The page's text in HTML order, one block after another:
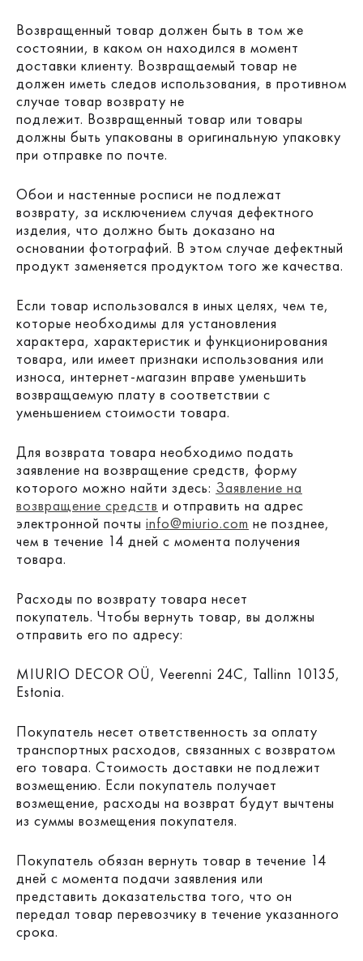
Возвращенный товар должен быть в том же
состоянии, в каком он находился в момент
доставки клиенту. Возвращаемый товар не
должен иметь следов использования, в противном
случае товар возврату не
подлежит. Возвращенный товар или товары
должны быть упакованы в оригинальную упаковку
при отправке по почте.
Обои и настенные росписи не подлежат
возврату, за исключением случая дефектного
изделия, что должно быть доказано на
основании фотографий. В этом случае дефектный
продукт заменяется продуктом того же качества.
Если товар использовался в иных целях, чем те,
которые необходимы для установления
характера, характеристик и функционирования
товара, или имеет признаки использования или
износа, интернет-магазин вправе уменьшить
возвращаемую плату в соответствии с
уменьшением стоимости товара.
Для возврата товара необходимо подать
заявление на возвращение средств, форму
которого можно найти здесь: Заявление на
возвращение средств и отправить на адрес
электронной почты info@miurio.com не позднее,
чем в течение 14 дней с момента получения
товара.
Расходы по возврату товара несет
покупатель. Чтобы вернуть товар, вы должны
отправить его по адресу:
MIURIO DECOR OÜ, Veerenni 24C, Tallinn 10135,
Estonia.
Покупатель несет ответственность за оплату
транспортных расходов, связанных с возвратом
его товара. Стоимость доставки не подлежит
возмещению. Если покупатель получает
возмещение, расходы на возврат будут вычтены
из суммы возмещения покупателя.
Покупатель обязан вернуть товар в течение 14
дней с момента подачи заявления или
представить доказательства того, что он
передал товар перевозчику в течение указанного
срока.